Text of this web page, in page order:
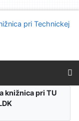
knižnica pri TU